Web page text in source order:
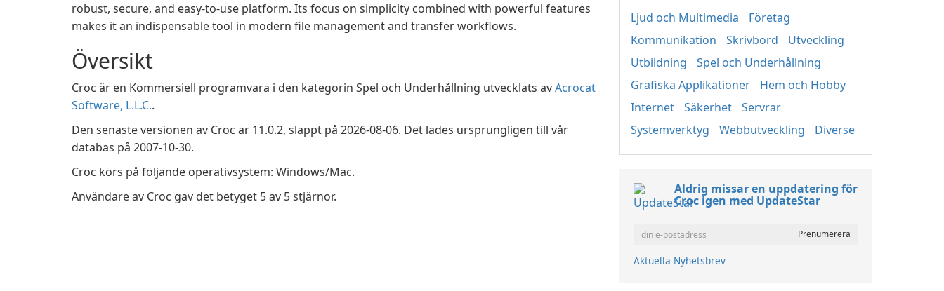
robust, secure, and easy-to-use platform. Its focus on simplicity combined with powerful features
makes it an indispensable tool in modern file management and transfer workflows.
Översikt
Croc är en Kommersiell programvara i den kategorin Spel och Underhållning utvecklats avAcrocat
Software, L.L.C..
Den senaste versionen av Croc är 11.0.2, släppt på 2026-08-06. Det lades ursprungligen till vår
databas på 2007-10-30.
Croc körs på följande operativsystem: Windows/Mac.
Användare av Croc gav det betyget 5 av 5 stjärnor.
Ljud och Multimedia
Företag
Kommunikation
Skrivbord
Utveckling
Utbildning
Spel och Underhållning
Grafiska Applikationer
Hem och Hobby
Internet
Säkerhet
Servrar
Systemverktyg
Webbutveckling Diverse
Aldrig missar en uppdatering för
Croc igen med UpdateStar
Aktuella Nyhetsbrev